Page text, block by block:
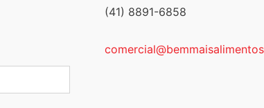
(41) 8891-6858